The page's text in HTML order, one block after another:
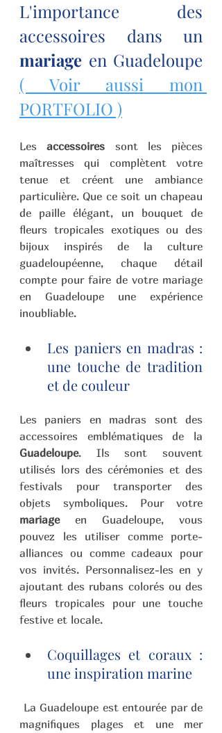
L'importance des
mariage
( Voir aussi mon
PORTFOLIO )
Les accessoires sont les pièces
maîtresses qui complètent votre
tenue et créent une ambiance
particulière. Que ce soit un chapeau
de paille élégant, un bouquet de
fleurs tropicales exotiques ou des
bijoux inspirés de la culture
guadeloupéenne, chaque détail
compte pour faire de votre mariage
en Guadeloupe une expérience
inoubliable.
Les paniers en madras :
une touche de tradition
et de couleur
Les paniers en madras sont des
Guadeloupe. Ils sont souvent
utilisés lors des cérémonies et des
festivals pour transporter des
mariage en Guadeloupe, vous
pouvez les utiliser comme porte-
alliances ou comme cadeaux pour
vos invités. Personnalisez-les en y
ajoutant des rubans colorés ou des
fleurs tropicales pour une touche
festive et locale.
Coquillages et coraux :
une inspiration marine
La Guadeloupe est entourée par de
magnifiques plages et une mer